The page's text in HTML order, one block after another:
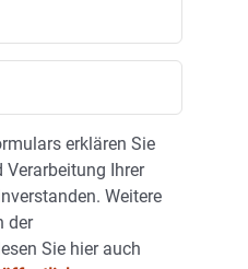
erklären Sie
Ihrer
Weitere
der
Sie hier auch